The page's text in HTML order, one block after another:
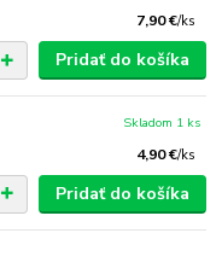
7,90 €/ks
Pridať do košíka
4,90 €/ks
Skladom 1 ks
Pridať do košíka